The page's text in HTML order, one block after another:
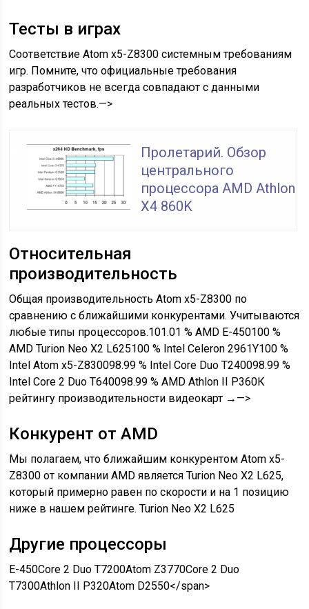
Тесты в играх
Соответствие Atom x5-Z8300 системным требованиям
игр. Помните, что официальные требования
разработчиков не всегда совпадают с данными
реальных тестов.—>
Пролетарий. Обзор
центрального
процессора AMD Athlon
X4 860K
Относительная
производительность
Общая производительность Atom x5-Z8300 по
сравнению с ближайшими конкурентами. Учитываются
любые типы процессоров.101.01 % AMD E-450100 %
AMD Turion Neo X2 L625100 % Intel Celeron 2961Y100 %
Intel Atom x5-Z830098.99 % Intel Core Duo T240098.99 %
Intel Core 2 Duo T640098.99 % AMD Athlon II P360К
рейтингу производительности видеокарт →—>
Конкурент от AMD
Мы полагаем, что ближайшим конкурентом Atom x5-
Z8300 от компании AMD является Turion Neo X2 L625,
который примерно равен по скорости и на 1 позицию
ниже в нашем рейтинге.Turion Neo X2 L625
Другие процессоры
E-450Core 2 Duo T7200Atom Z3770Core 2 Duo
T7300Athlon II P320Atom D2550</span>